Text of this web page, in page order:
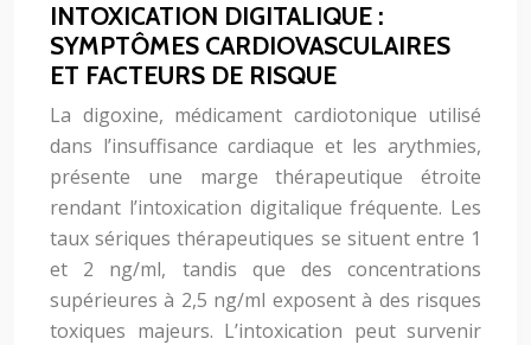
INTOXICATION DIGITALIQUE :
SYMPTÔMES CARDIOVASCULAIRES
ET FACTEURS DE RISQUE
La digoxine, médicament cardiotonique utilisé
dans l’insuffisance cardiaque et les arythmies,
présente une marge thérapeutique étroite
rendant l’intoxication digitalique fréquente. Les
taux sériques thérapeutiques se situent entre 1
et 2 ng/ml, tandis que des concentrations
supérieures à 2,5 ng/ml exposent à des risques
toxiques majeurs. L’intoxication peut survenir